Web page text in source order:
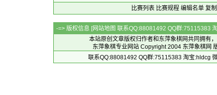
比赛列表 比赛规程 编辑名单 复
-=> 版权信息 [网站地图 联系QQ:88081492 QQ群:75115383
本站原创文章版权归作者和 东萍象棋网共同拥有
东萍象棋专业网站 Copyright 2004 东萍象棋网
联系QQ:88081492 QQ群:75115383 淘宝:hldcg